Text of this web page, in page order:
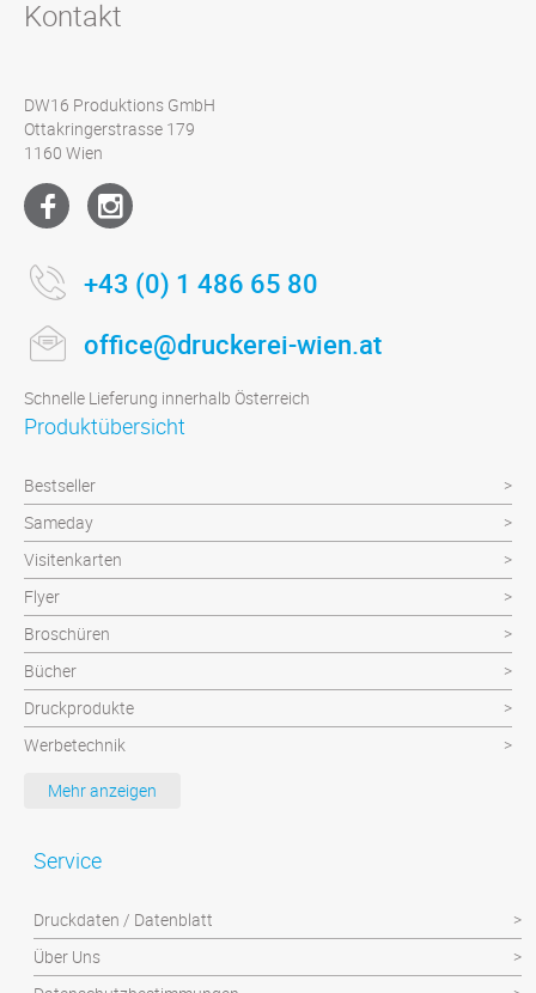
Kontakt
DW16 Produktions GmbH
Ottakringerstrasse 179
1160 Wien
+43 (0) 1 486 65 80
office@druckerei-wien.at
Schnelle Lieferung innerhalb Österreich
Produktübersicht
Bestseller
Sameday
Visitenkarten
Flyer
Broschüren
Bücher
Druckprodukte
Werbetechnik
Werbeartikel
Plattendruck und Schilder
Mehr anzeigen
Service
Druckdaten / Datenblatt
Über Uns